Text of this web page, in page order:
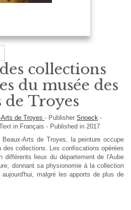
collections
du musée des
de Troyes
de Troyes - Publisher Snoeck -
in Français - Published in 2017
Arts de Troyes, la peinture occupe
collections. Les confiscations opérées
différents lieux du département de l'Aube
donnant sa physionomie à la collection
malgré les apports de plus de